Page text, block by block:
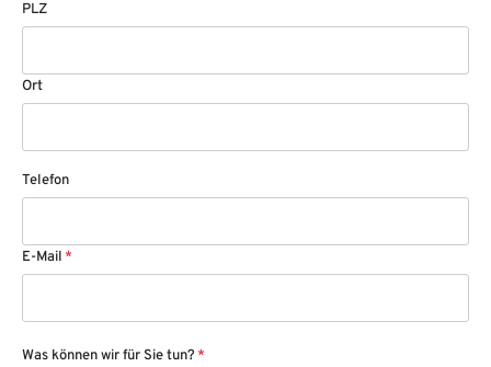
PLZ
Ort
Telefon
E-Mail *
Was können wir für Sie tun? *